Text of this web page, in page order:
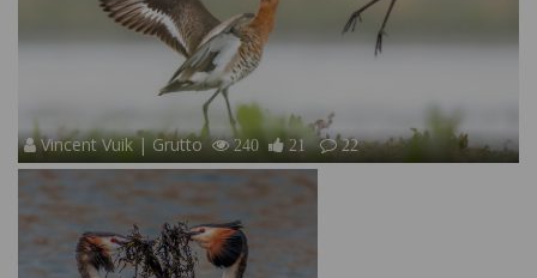
Vincent Vuik | Grutto 240 21 22